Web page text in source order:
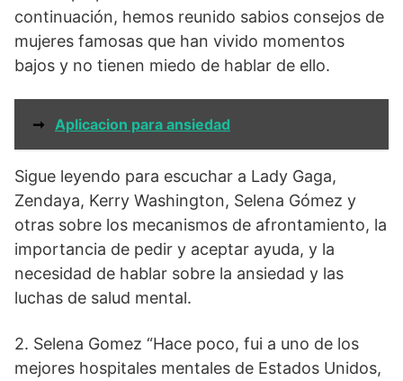
continuación, hemos reunido sabios consejos de
mujeres famosas que han vivido momentos
bajos y no tienen miedo de hablar de ello.
➞ Aplicacion para ansiedad
Sigue leyendo para escuchar a Lady Gaga,
Zendaya, Kerry Washington, Selena Gómez y
otras sobre los mecanismos de afrontamiento, la
importancia de pedir y aceptar ayuda, y la
necesidad de hablar sobre la ansiedad y las
luchas de salud mental.
2. Selena Gomez “Hace poco, fui a uno de los
mejores hospitales mentales de Estados Unidos,